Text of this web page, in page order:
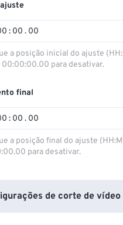
: 00 . 00
a posição inicial do ajuste
00:00:00.00 para desativar.
final
: 00 . 00
a posição final do ajuste
para desativar.
de corte de vídeo